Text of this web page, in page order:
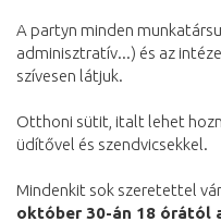
A partyn minden
adminisztratív...) és az
szívesen látjuk.
Otthoni sütit, italt lehet
üdítővel és szendvicsekkel.
Mindenkit sok szeretettel
október 30-án 18 órától